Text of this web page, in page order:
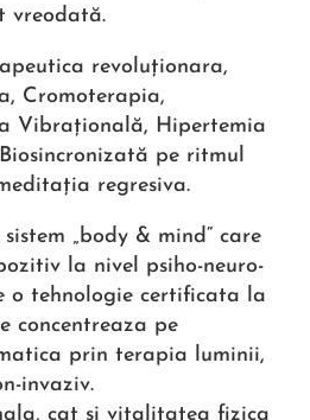
vreodată.
revoluționara,
Cromoterapia,
Vibrațională, Hipertemia
pe ritmul
regresiva.
„body & mind“ care
la nivel psiho-neuro-
o tehnologie certificata la
concentreaza pe
prin terapia luminii,
invaziv.
cat si vitalitatea fizica